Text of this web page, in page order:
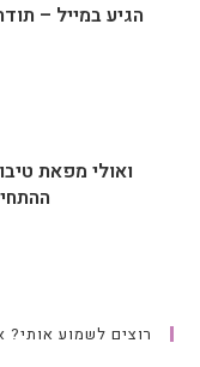
הגיע במייל –
ואולי מפאת
רוצים לשמוע אותי?